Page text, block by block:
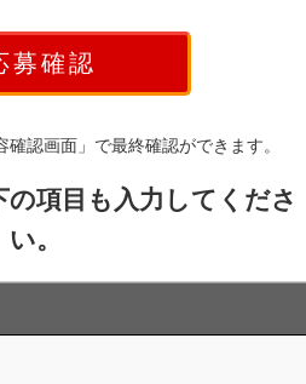
認画面」で最終確認ができます。
項目も入力してくださ
い。